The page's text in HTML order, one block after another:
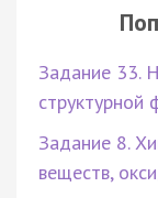
Задание 33.
структурной
Задание 8.
веществ,